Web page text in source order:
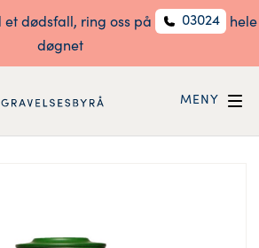
et dødsfall, ring oss på 03024
hele
døgnet
MENY